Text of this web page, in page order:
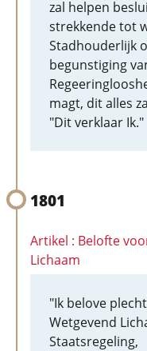
zal helpen
strekkende tot
Stadhouderlijk
begunstiging
magt, dit alles
"Dit verklaar Ik."
1801
Artikel : Belofte
Lichaam
"Ik belove
Wetgevend
Staatsregeling,